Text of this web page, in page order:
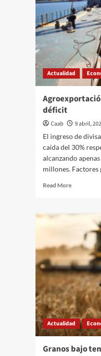
Actualidad
déficit
Caab 9 abril,
El ingreso de
caída del 30%
alcanzando
millones. Factores
Read MoreRead
déficit
Actualidad
Granos bajo